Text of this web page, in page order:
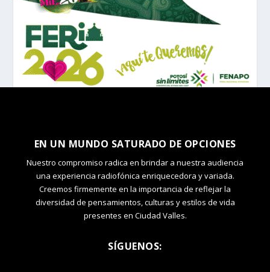
EN UN MUNDO SATURADO DE OPCIONES
Nuestro compromiso radica en brindar a nuestra audiencia
una experiencia radiofónica enriquecedora y variada.
Creemos firmemente en la importancia de reflejar la
diversidad de pensamientos, culturas y estilos de vida
presentes en Ciudad Valles.
SÍGUENOS: